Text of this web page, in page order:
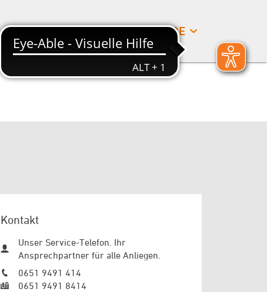
SUCHE DE
Kontakt
Unser Service-Telefon. Ihr
Ansprechpartner für alle Anliegen.
0651 9491 414
0651 9491 8414